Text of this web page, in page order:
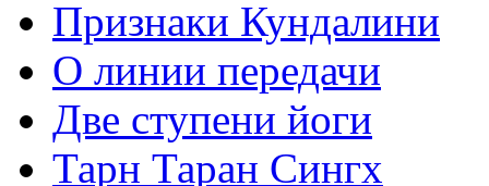
Признаки Кундалини
О линии передачи
Две ступени йоги
Тарн Таран Сингх